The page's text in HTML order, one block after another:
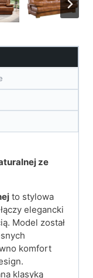
ze
to stylowa
elegancki
Model został
komfort
klasyką